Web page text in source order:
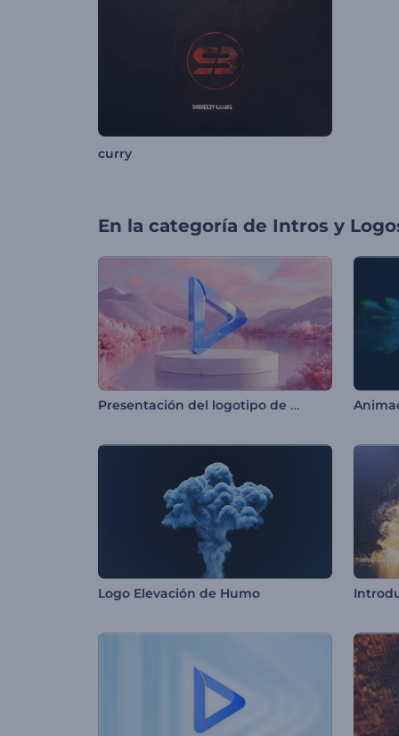
curry
En la categoría de Intros y
Presentación del logotipo de Pink Valley
Logo Elevación de Humo